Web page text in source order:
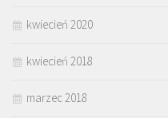
kwiecień 2020
kwiecień 2018
marzec 2018